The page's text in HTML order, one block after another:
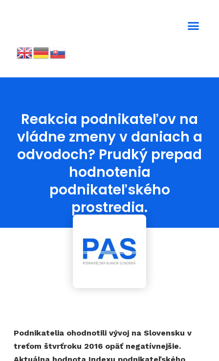
Reakcia podnikateľov na
vládne zmeny v daniach a
odvodoch? Prudký prepad
hodnotenia
podnikateľského
prostredia.
Podnikatelia ohodnotili vývoj na Slovensku v
treťom štvrťroku 2016 opäť negatívnejšie.